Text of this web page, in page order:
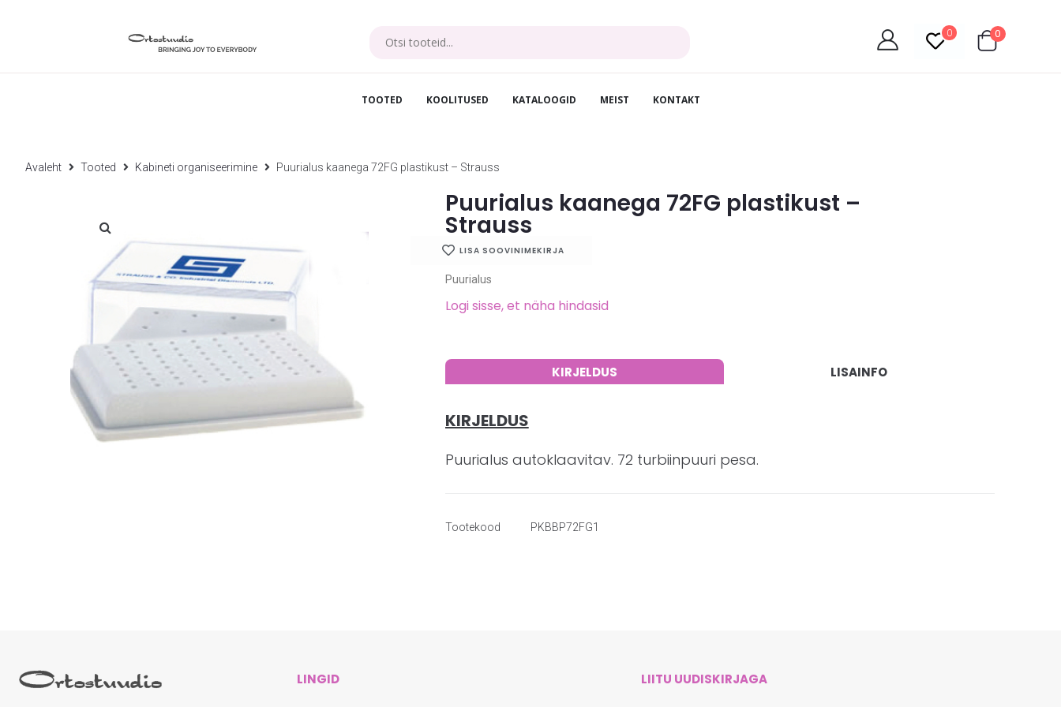
0 0
TOOTED KOOLITUSED KATALOOGID MEIST KONTAKT
Avaleht Tooted Kabineti organiseerimine Puurialus kaanega 72FG plastikust – Strauss
Puurialus kaanega 72FG plastikust –
Strauss
LISA SOOVINIMEKIRJA
Puurialus
Logi sisse, et näha hindasid
KIRJELDUS LISAINFO
KIRJELDUS
Puurialus autoklaavitav. 72 turbiinpuuri pesa.
Tootekood PKBBP72FG1
LINGID LIITU UUDISKIRJAGA